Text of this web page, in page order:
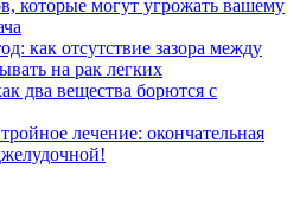
которые могут угрожать вашему
как отсутствие зазора между
на рак легких
два вещества борются с
лечение: окончательная